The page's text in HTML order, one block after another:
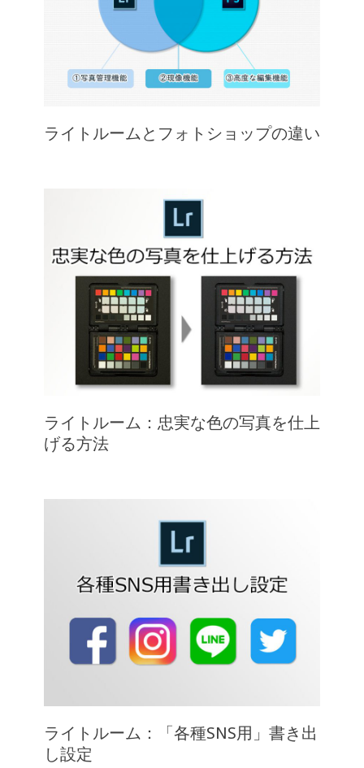
ライトルームとフォトショップの違い
ライトルーム：忠実な色の写真を仕上
げる方法
ライトルーム：「各種SNS用」書き出
し設定